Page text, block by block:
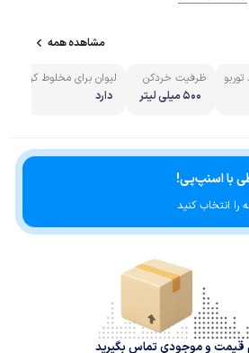
مشاهده همه
ظرفیت خردکن
500 میلی لیتر
لیوان برای مخلوط کردن
دارد
با اسنپ‌پی!
را انتخاب کنید
قیمت و موجودی تماس بگیرید